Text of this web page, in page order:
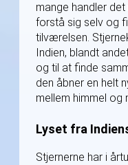
mange handler
forstå sig selv og
tilværelsen.
Indien, blandt
og til at finde
den åbner en helt
mellem himmel og
Lyset fra
Stjernerne har i